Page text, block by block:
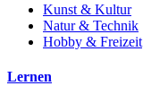
Kunst & Kultur
Natur & Technik
Hobby & Freizeit
Lernen